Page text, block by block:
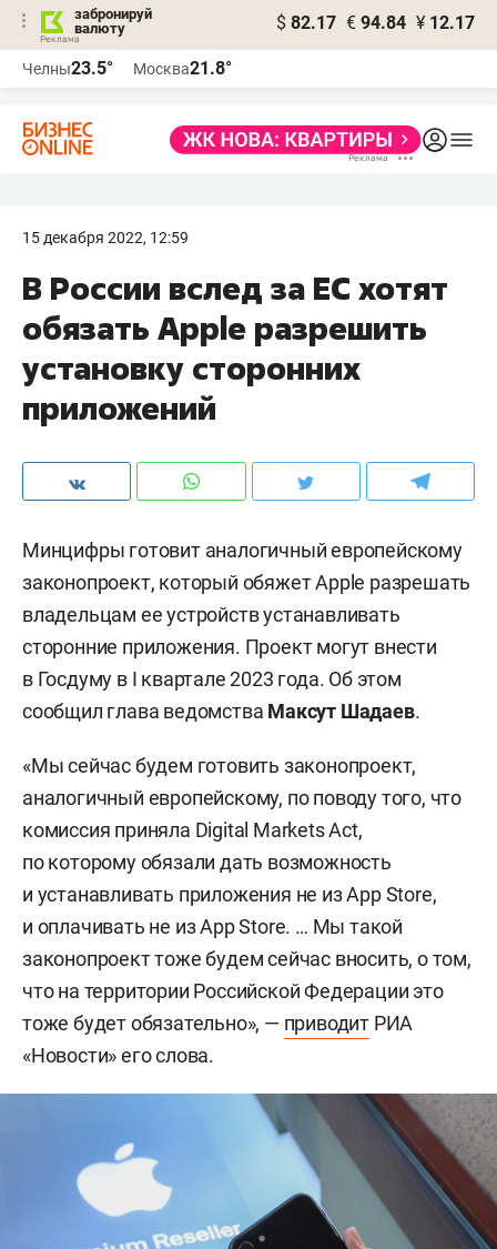
забронируй
валюту
$ 82.17 € 94.84 ¥ 12.17
Челны23.5° Москва21.8°
15 декабря 2022, 12:59
В России вслед за ЕС хотят
обязать Apple разрешить
установку сторонних
приложений
Минцифры готовит аналогичный европейскому
законопроект, который обяжет Apple разрешать
владельцам ее устройств устанавливать
сторонние приложения. Проект могут внести
в Госдуму в I квартале 2023 года. Об этом
сообщил глава ведомства Максут Шадаев.
«Мы сейчас будем готовить законопроект,
аналогичный европейскому, по поводу того, что
комиссия приняла Digital Markets Act,
по которому обязали дать возможность
и устанавливать приложения не из App Store,
и оплачивать не из App Store. … Мы такой
законопроект тоже будем сейчас вносить, о том,
что на территории Российской Федерации это
тоже будет обязательно», — приводит РИА
«Новости» его слова.